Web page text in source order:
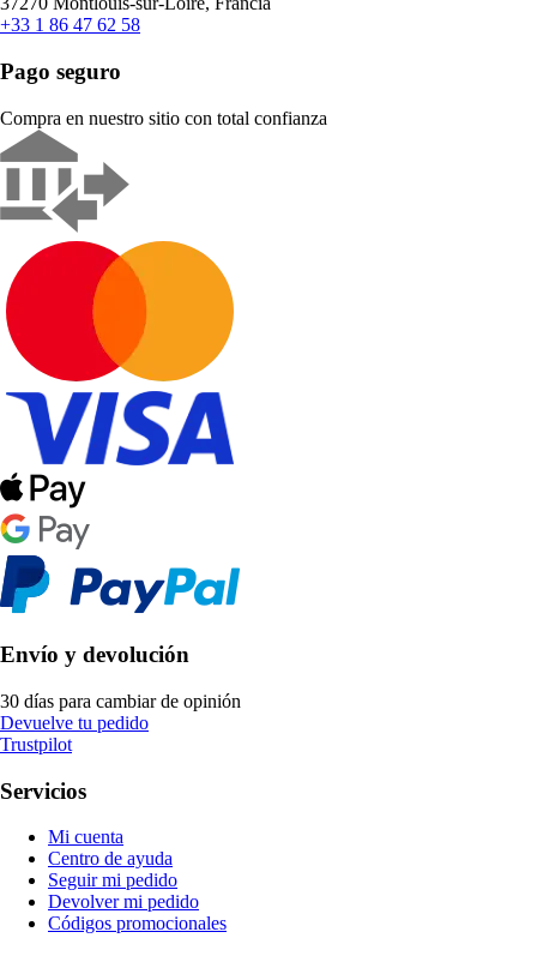
+33 1 86 47 62 58
Pago seguro
Compra en nuestro sitio con total confianza
Envío y devolución
30 días para cambiar de opinión
Devuelve tu pedido
Trustpilot
Servicios
Mi cuenta
Centro de ayuda
Seguir mi pedido
Devolver mi pedido
Códigos promocionales